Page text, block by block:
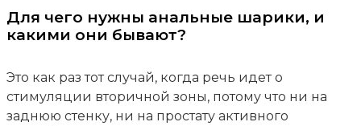
Для чего нужны анальные шарики, и
какими они бывают?
Это как раз тот случай, когда речь идет о
стимуляции вторичной зоны, потому что ни на
заднюю стенку, ни на простату активного